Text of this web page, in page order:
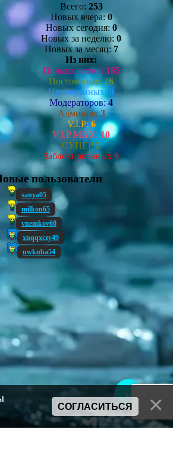
Всего: 253
Новых вчера:0
Новых сегодня: 0
Новых за неделю: 0
Новых за месяц:7
Из них:
Пользователей 185
Постоянные:26
Проверенных: 9
Модераторов:4
Админов:3
V.I.P:6
V.I.P MAX: 10
СУПЕР2
Заблокированых 0
пользователи
sanya05
milkon65
vnemkov60
xnqqxczy49
uwkuba54
СОГЛАСИТЬСЯ